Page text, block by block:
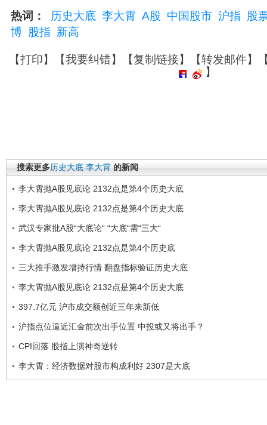
热词： 历史大底 李大霄 A股 中国股市 沪指
股
博 股指 新高
【打印】【我要纠错】【复制链接】【转发邮件】
】
搜索更多历史大底 李大霄 的新闻
李大霄抛A股见底论 2132点是第4个历史大底
李大霄抛A股见底论 2132点是第4个历史大底
武汉专家批A股“大底论“ “大底“需“三大“
李大霄抛A股见底论 2132点是第4个历史底
三大推手激发增持行情 翻盘指标验证历史大底
李大霄抛A股见底论 2132点是第4个历史大底
397.7亿元 沪市成交额创近三年来新低
沪指点位逼近汇金前次出手位置 中投或又将出手？
CPI回落 股指上演神奇逆转
李大霄：经济数据对股市构成利好 2307是大底